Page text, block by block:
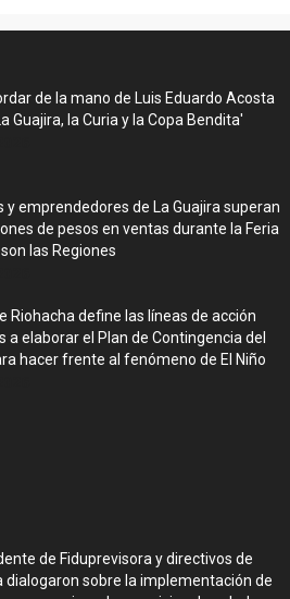
de la mano de Luis Eduardo Acosta
Guajira, la Curia y la Copa Bendita'
y emprendedores de La Guajira superan
de pesos en ventas durante la Feria
las Regiones
Riohacha define las líneas de acción
a elaborar el Plan de Contingencia del
hacer frente al fenómeno de El Niño
de Fiduprevisora y directivos de
dialogaron sobre la implementación de